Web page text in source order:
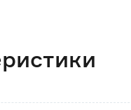
можно
ролика облегчают